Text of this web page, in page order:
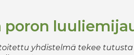
poron
yhdistelmä tekee